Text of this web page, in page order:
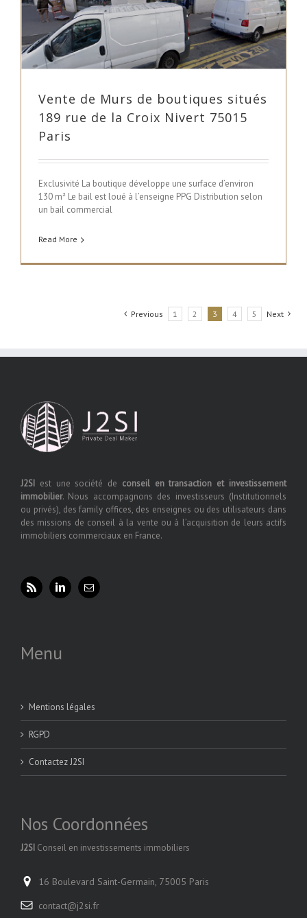
Vente de Murs de boutiques situés
189 rue de la Croix Nivert 75015
Paris
Exclusivité La boutique développe une surface d’environ
130 m² Le bail est loué à l’enseigne PPG Distribution selon
un bail commercial
Read More
Previous 1 2 3 4 5 Next
J2SI est une société de conseil en transaction et investissement
immobilier. Nous accompagnons des investisseurs (Institutionnels
ou privés), des family offices, des enseignes ou des utilisateurs dans
des missions de conseil à la vente ou à l’acquisition de leurs actifs
immobiliers commerciaux en France.
Menu
Mentions légales
RGPD
Contactez J2SI
Nos Coordonnées
J2SI Conseil en investissements immobiliers
16 Boulevard Saint-Germain, 75005 Paris
contact@j2si.fr